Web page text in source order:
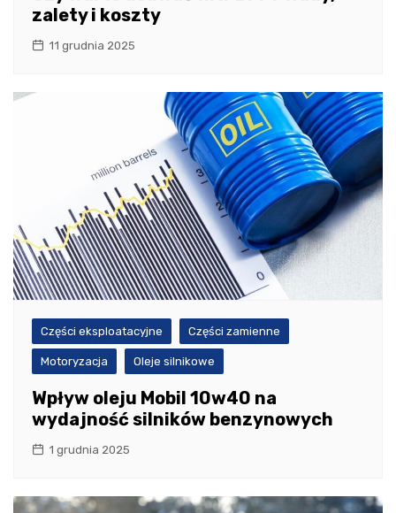
zalety i koszty
11 grudnia 2025
Części eksploatacyjne Części zamienne
Motoryzacja Oleje silnikowe
Wpływ oleju Mobil 10w40 na
wydajność silników benzynowych
1 grudnia 2025